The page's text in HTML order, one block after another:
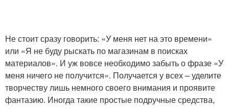
Не стоит сразу говорить: «У меня нет на это времени»
или «Я не буду рыскать по магазинам в поисках
материалов». И уж вовсе необходимо забыть о фразе «У
меня ничего не получится». Получается у всех – уделите
творчеству лишь немного своего внимания и проявите
фантазию. Иногда такие простые подручные средства,